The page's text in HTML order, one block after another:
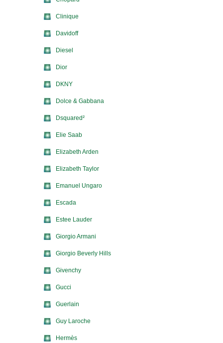
Clinique
Davidoff
Diesel
Dior
DKNY
Dolce & Gabbana
Dsquared²
Elie Saab
Elizabeth Arden
Elizabeth Taylor
Emanuel Ungaro
Escada
Estee Lauder
Giorgio Armani
Giorgio Beverly Hills
Givenchy
Gucci
Guerlain
Guy Laroche
Hermès